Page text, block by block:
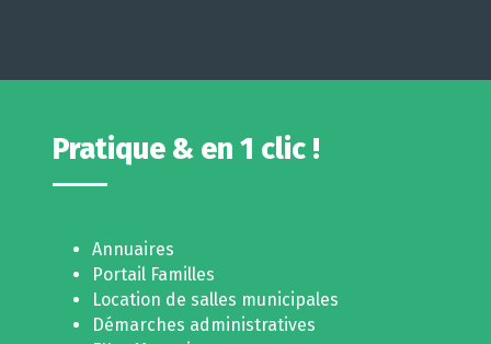
Pratique & en 1 clic !
Annuaires
Portail Familles
Location de salles municipales
Démarches administratives